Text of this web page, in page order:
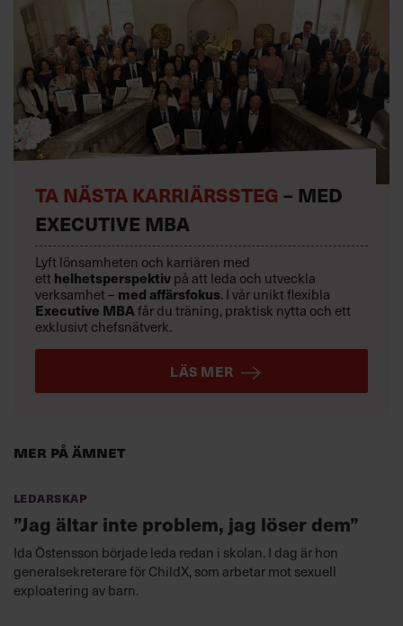
Mer på ämnet
Ledarskap
”Jag ältar inte problem, jag löser dem”
Ida Östensson började leda redan i skolan. I dag är hon
generalsekreterare för ChildX, som arbetar mot sexuell
exploatering av barn.
TA NÄSTA KARRIÄRSSTEG – MED
EXECUTIVE MBA
Lyft lönsamheten och karriären med
ett helhetsperspektiv på att leda och utveckla
verksamhet – med affärsfokus. I vår unikt flexibla
Executive MBAfår du träning, praktisk nytta och ett
exklusivt chefsnätverk.
LÄS MER